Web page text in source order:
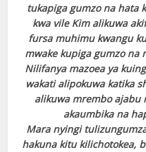
tukapiga gumzo na hata
kwa vile Kim alikuwa
fursa muhimu kwangu
mwake kupiga gumzo na
Nilifanya mazoea ya
wakati alipokuwa katika
alikuwa mrembo ajabu
akaumbika na
Mara nyingi
hakuna kitu kilichotokea,